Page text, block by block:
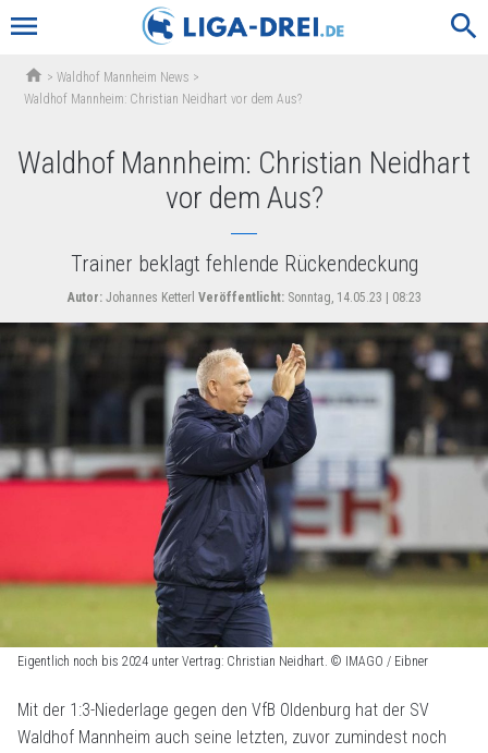
menu search
home >Waldhof Mannheim News >
Waldhof Mannheim: Christian Neidhart vor dem Aus?
Waldhof Mannheim: Christian Neidhart
vor dem Aus?
Trainer beklagt fehlende Rückendeckung
Autor:Johannes Ketterl Veröffentlicht:Sonntag, 14.05.23 | 08:23
Eigentlich noch bis 2024 unter Vertrag: Christian Neidhart. © IMAGO / Eibner
Mit der 1:3-Niederlage gegen den VfB Oldenburg hat der SV
Waldhof Mannheim auch seine letzten, zuvor zumindest noch